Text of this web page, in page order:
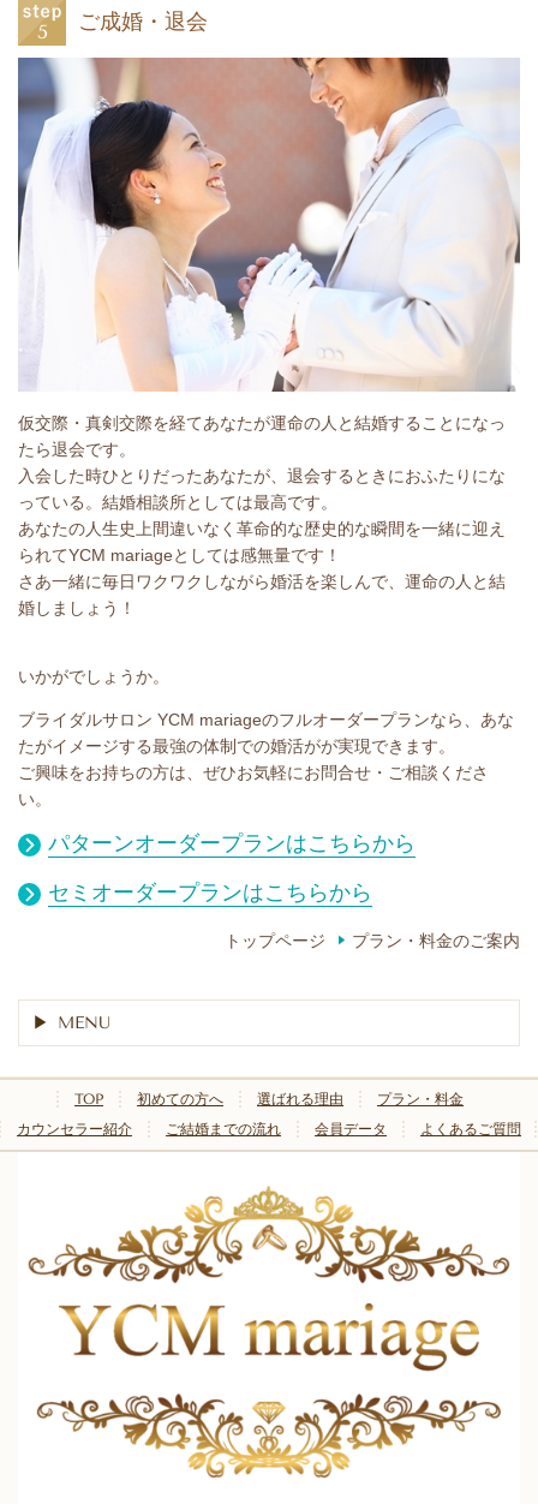
ご成婚・退会
仮交際・真剣交際を経てあなたが運命の人と結婚することになっ
たら退会です。
入会した時ひとりだったあなたが、退会するときにおふたりにな
っている。結婚相談所としては最高です。
あなたの人生史上間違いなく革命的な歴史的な瞬間を一緒に迎え
られてYCM mariageとしては感無量です！
さあ一緒に毎日ワクワクしながら婚活を楽しんで、運命の人と結
婚しましょう！
いかがでしょうか。
ブライダルサロン YCM mariageのフルオーダープランなら、あな
たがイメージする最強の体制での婚活がが実現できます。
ご興味をお持ちの方は、ぜひお気軽にお問合せ・ご相談くださ
い。
パターンオーダープランはこちらから
セミオーダープランはこちらから
トップページ プラン・料金のご案内
MENU
TOP 初めての方へ 選ばれる理由
プラン・料金
カウンセラー紹介
ご結婚までの流れ 会員データ よくあるご質問